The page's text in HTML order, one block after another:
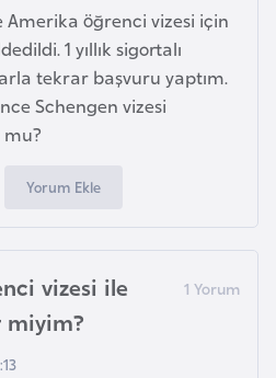
öğrenci vizesi için
1 yıllık sigortalı
tekrar başvuru yaptım.
Schengen vizesi
mu?
Yorum Ekle
vizesi ile
miyim?